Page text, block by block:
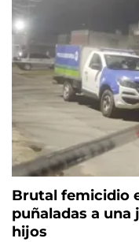
Brutal femicidio
puñaladas a una
hijos